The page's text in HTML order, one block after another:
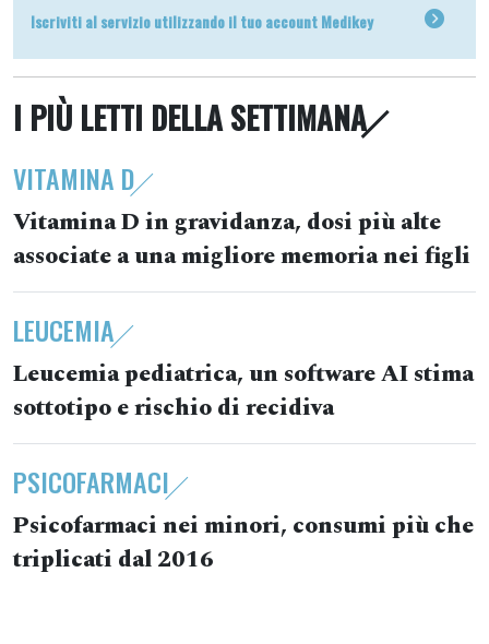
Iscriviti al servizio utilizzando il tuo account Medikey
I PIÙ LETTI DELLA SETTIMANA
VITAMINA D
Vitamina D in gravidanza, dosi più alte
associate a una migliore memoria nei figli
LEUCEMIA
Leucemia pediatrica, un software AI stima
sottotipo e rischio di recidiva
PSICOFARMACI
Psicofarmaci nei minori, consumi più che
triplicati dal 2016